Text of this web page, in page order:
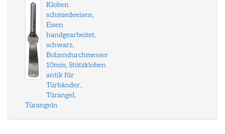
Kloben
schmiedeeisen,
Eisen
handgearbeitet,
schwarz,
Bolzendurchmesser
10mm, Stützkloben
antik für
Türbänder.,
Türangel,
Türangeln